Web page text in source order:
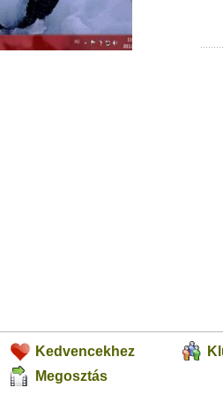
Kedvencekhez
Megosztás